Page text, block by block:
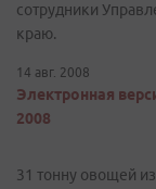
сотрудники
краю.
14 авг. 2008
Электронная
2008
31 тонну овощей